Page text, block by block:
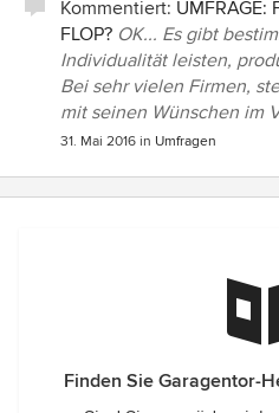
Kommentiert: UMFRAGE:
FLOP? OK... Es gibt
Individualität leisten,
Bei sehr vielen Firmen,
mit seinen Wünschen im
31. Mai 2016 in Umfragen
Finden Sie Garagentor-